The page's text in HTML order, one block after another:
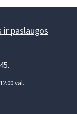
ir paslaugos
val.